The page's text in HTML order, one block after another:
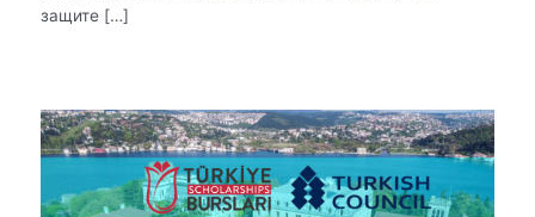
защите […]